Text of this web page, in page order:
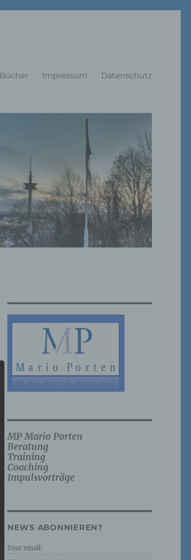
Bücher Impressum Datenschutz
MP Mario Porten
Beratung
Training
Coaching
Impulsvorträge
NEWS ABONNIEREN?
Your email: